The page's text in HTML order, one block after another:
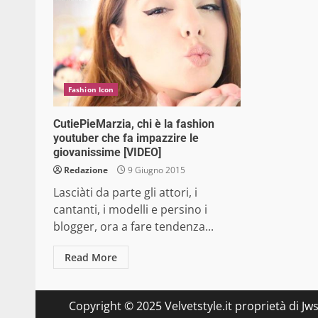
Fashion Icon
CutiePieMarzia, chi è la fashion
youtuber che fa impazzire le
giovanissime [VIDEO]
Redazione 9 Giugno 2015
Lasciàti da parte gli attori, i
cantanti, i modelli e persino i
blogger, ora a fare tendenza...
Read More
Copyright © 2025 Velvetstyle.it proprietà di